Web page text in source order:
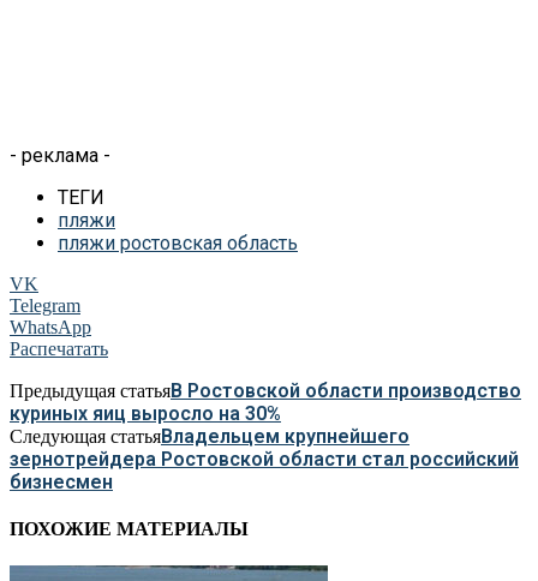
- реклама -
ТЕГИ
пляжи
пляжи ростовская область
VK
Telegram
WhatsApp
Распечатать
Предыдущая статьяВ Ростовской области производство
куриных яиц выросло на 30%
Следующая статьяВладельцем крупнейшего
зернотрейдера Ростовской области стал российский
бизнесмен
ПОХОЖИЕ МАТЕРИАЛЫ